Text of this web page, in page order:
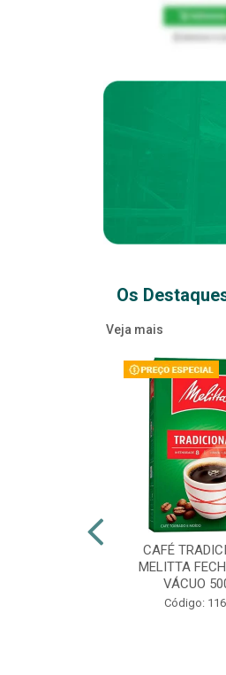
Os
Veja mais
CAFÉ
MELITTA
VÁCUO
Código: